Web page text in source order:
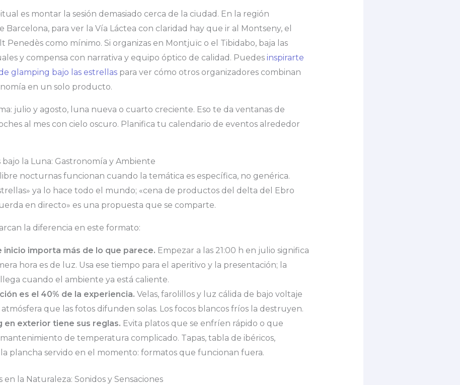
es montar la sesión demasiado cerca de la ciudad. En la región
Barcelona, para ver la Vía Láctea con claridad hay que ir al Montseny, el
Penedès como mínimo. Si organizas en Montjuïc o el Tibidabo, baja las
y compensa con narrativa y equipo óptico de calidad. Puedes inspirarte
glamping bajo las estrellaspara ver cómo otros organizadores combinan
en un solo producto.
julio y agosto, luna nueva o cuarto creciente. Eso te da ventanas de
al mes con cielo oscuro. Planifica tu calendario de eventos alrededor
bajo la Luna: Gastronomía y Ambiente
libre nocturnas funcionan cuando la temática es específica, no genérica.
ya lo hace todo el mundo; «cena de productos del delta del Ebro
en directo» es una propuesta que se comparte.
la diferencia en este formato:
inicio importa más de lo que parece. Empezar a las 21:00 h en julio significa
hora es de luz. Usa ese tiempo para el aperitivo y la presentación; la
cuando el ambiente ya está caliente.
es el 40% de la experiencia. Velas, farolillos y luz cálida de bajo voltaje
que las fotos difunden solas. Los focos blancos fríos la destruyen.
en exterior tiene sus reglas. Evita platos que se enfríen rápido o que
de temperatura complicado. Tapas, tabla de ibéricos,
la plancha servido en el momento: formatos que funcionan fuera.
la Naturaleza: Sonidos y Sensaciones